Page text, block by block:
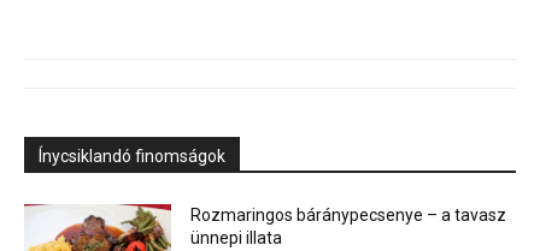
Ínycsiklandó finomságok
Rozmaringos báránypecsenye – a tavasz
ünnepi illata